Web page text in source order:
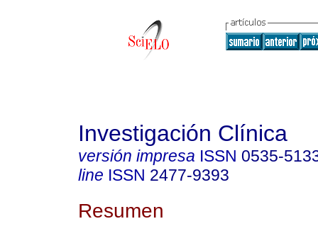
Investigación Clínica
versión impresa ISSN 0535-
line ISSN 2477-9393
Resumen